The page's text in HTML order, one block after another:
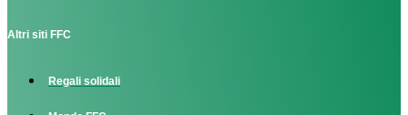
Altri siti FFC
Regali solidali